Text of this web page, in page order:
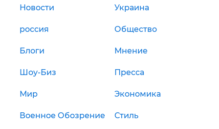
Новости Украина
россия Общество
Блоги Мнение
Шоу-Биз Пресса
Мир Экономика
Военное Обозрение Стиль